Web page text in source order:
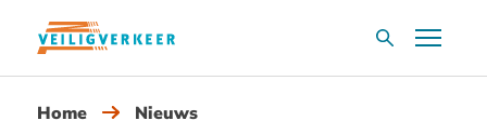
Overslaan
ZoekvakMenu
Home
Nieuws